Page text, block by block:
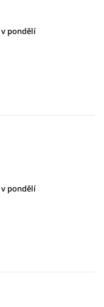
v pondělí
v pondělí